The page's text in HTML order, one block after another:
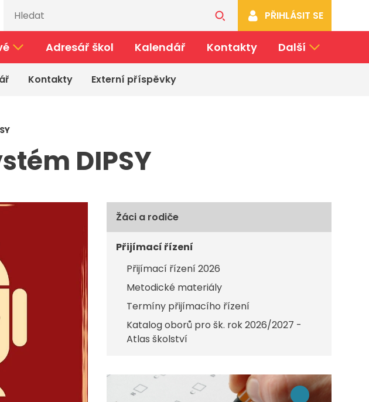
PŘIHLÁSIT SE
Adresář škol Kalendář Kontakty Další
Kontakty Externí příspěvky
DIPSY
Žáci a rodiče
Přijímací řízení
Přijímací řízení 2026
Metodické materiály
Termíny přijímacího řízení
Katalog oborů pro šk. rok 2026/2027 -
Atlas školství